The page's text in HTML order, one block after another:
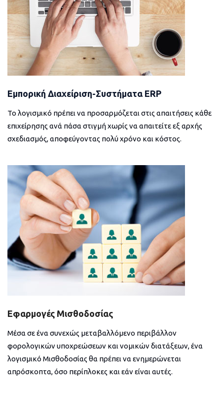
Εμπορική Διαχείριση-Συστήματα ERP
Το λογισμικό πρέπει να προσαρμόζεται στις απαιτήσεις κάθε
επιχείρησης ανά πάσα στιγμή χωρίς να απαιτείτε εξ αρχής
σχεδιασμός, αποφεύγοντας πολύ χρόνο και κόστος.
Εφαρμογές Μισθοδοσίας
Μέσα σε ένα συνεχώς μεταβαλλόμενο περιβάλλον
φορολογικών υποχρεώσεων και νομικών διατάξεων, ένα
λογισμικό Μισθοδοσίας θα πρέπει να ενημερώνεται
απρόσκοπτα, όσο περίπλοκες και εάν είναι αυτές.